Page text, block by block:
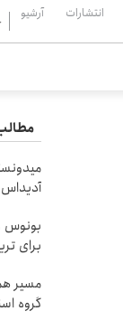
انتشارات آرشیو
برای
مسیر
گروه